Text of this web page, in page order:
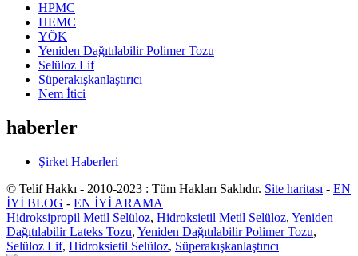
HPMC
HEMC
YÖK
Yeniden Dağıtılabilir Polimer Tozu
Selüloz Lif
Süperakışkanlaştırıcı
Nem İtici
haberler
Şirket Haberleri
© Telif Hakkı - 2010-2023 : Tüm Hakları Saklıdır. Site haritası - EN
İYİ BLOG - EN İYİ ARAMA
Hidroksipropil Metil Selüloz, Hidroksietil Metil Selüloz, Yeniden
Dağıtılabilir Lateks Tozu, Yeniden Dağıtılabilir Polimer Tozu,
Selüloz Lif, Hidroksietil Selüloz, Süperakışkanlaştırıcı